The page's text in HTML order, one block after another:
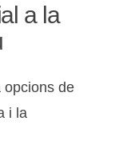
a la
opcions de
i la